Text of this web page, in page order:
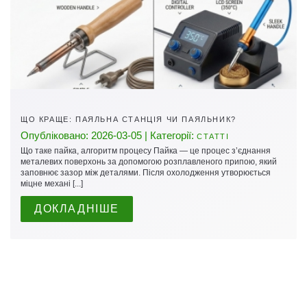
ЩО КРАЩЕ: ПАЯЛЬНА СТАНЦІЯ ЧИ ПАЯЛЬНИК?
Опубліковано: 2026-03-05 | Категорії: СТАТТІ
Що таке пайка, алгоритм процесу Пайка — це процес з’єднання
металевих поверхонь за допомогою розплавленого припою, який
заповнює зазор між деталями. Після охолодження утворюється
міцне механі [...]
ДОКЛАДНІШЕ